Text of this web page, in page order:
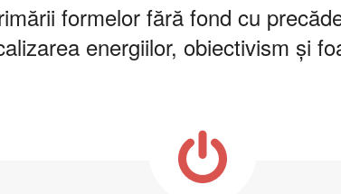
formelor fără fond cu
energiilor, obiectivism și